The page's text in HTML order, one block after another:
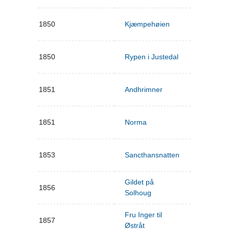
1850 Kjæmpehøien
1850 Rypen i Justedal
1851 Andhrimner
1851 Norma
1853 Sancthansnatten
1856
Gildet på
Solhoug
1857
Fru Inger til
Østråt